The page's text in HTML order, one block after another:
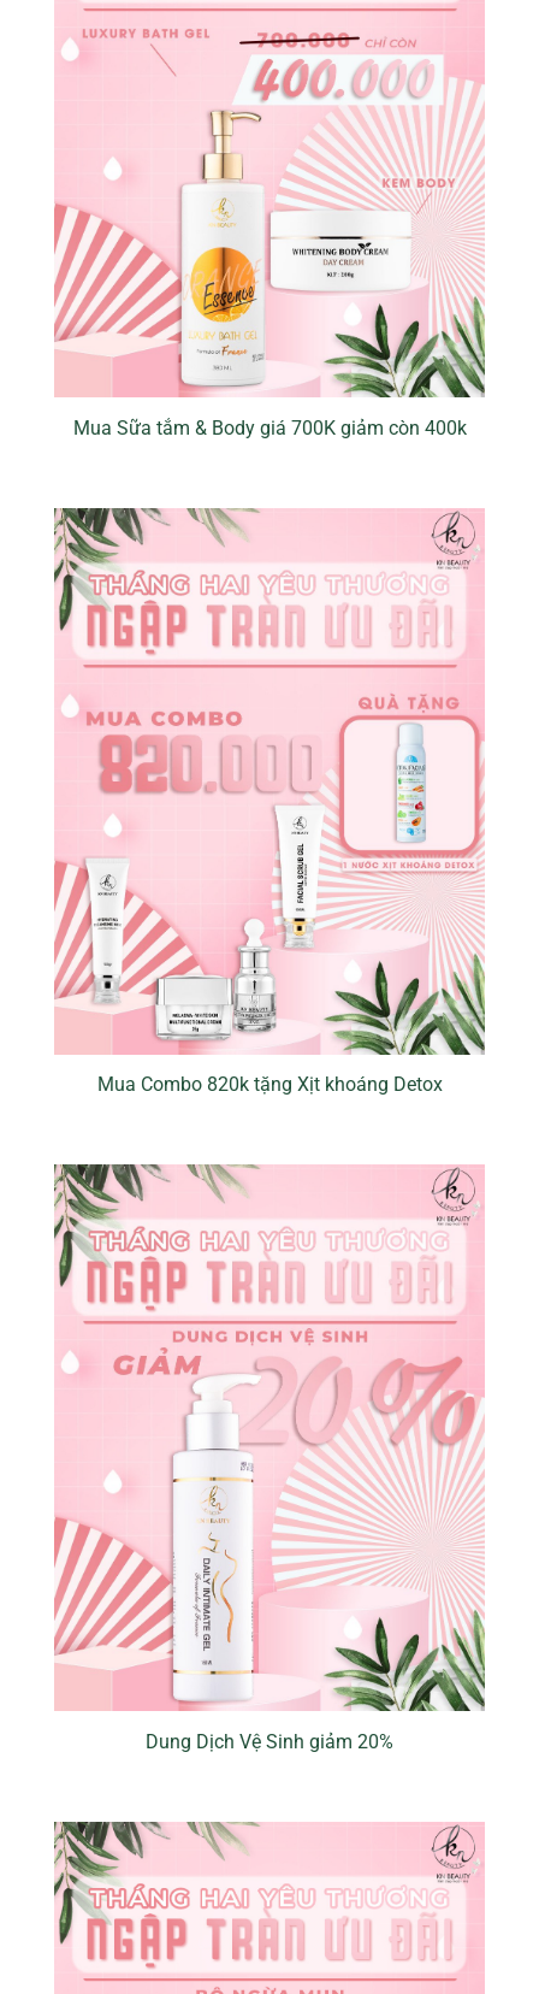
Mua Sữa tắm & Body giá 700K giảm còn 400k
Mua Combo 820k tặng Xịt khoáng Detox
Dung Dịch Vệ Sinh giảm 20%